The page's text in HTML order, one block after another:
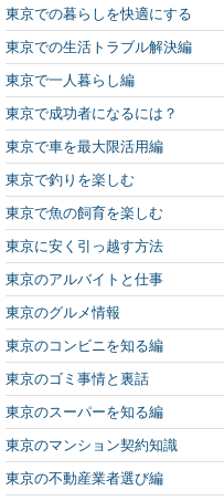
東京での暮らしを快適にする
東京での生活トラブル解決編
東京で一人暮らし編
東京で成功者になるには？
東京で車を最大限活用編
東京で釣りを楽しむ
東京で魚の飼育を楽しむ
東京に安く引っ越す方法
東京のアルバイトと仕事
東京のグルメ情報
東京のコンビニを知る編
東京のゴミ事情と裏話
東京のスーパーを知る編
東京のマンション契約知識
東京の不動産業者選び編